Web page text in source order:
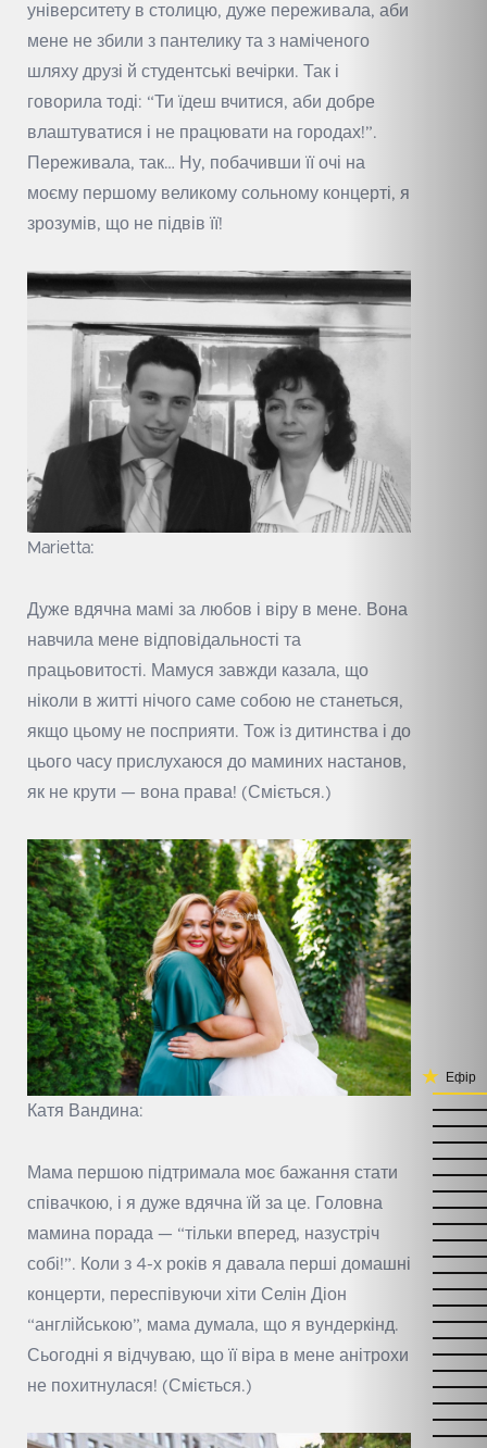
університету в столицю, дуже переживала, аби
мене не збили з пантелику та з наміченого
шляху друзі й студентські вечірки. Так і
говорила тоді: “Ти їдеш вчитися, аби добре
влаштуватися і не працювати на городах!”.
Переживала, так… Ну, побачивши її очі на
моєму першому великому сольному концерті, я
зрозумів, що не підвів її!
Marietta:
Дуже вдячна мамі за любов і віру в мене. Вона
навчила мене відповідальності та
працьовитості. Мамуся завжди казала, що
ніколи в житті нічого саме собою не станеться,
якщо цьому не посприяти. Тож із дитинства і до
цього часу прислухаюся до маминих настанов,
як не крути — вона права! (Сміється.)
Катя Вандина:
Мама першою підтримала моє бажання стати
співачкою, і я дуже вдячна їй за це. Головна
мамина порада — “тільки вперед, назустріч
собі!”. Коли з 4-х років я давала перші домашні
концерти, переспівуючи хіти Селін Діон
“англійською”, мама думала, що я вундеркінд.
Сьогодні я відчуваю, що її віра в мене анітрохи
не похитнулася! (Сміється.)
Ефір